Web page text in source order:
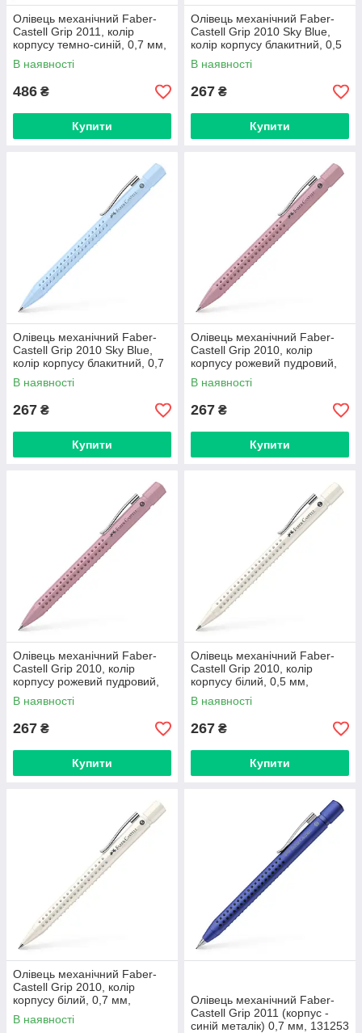
Олівець механічний Faber-
Castell Grip 2011, колір
корпусу темно-синій, 0,7 мм,
131263
В наявності
486 ₴
Купити
Олівець механічний Faber-
Castell Grip 2010 Sky Blue,
колір корпусу блакитний, 0,5
мм, 231029
В наявності
267 ₴
Купити
Олівець механічний Faber-
Castell Grip 2010 Sky Blue,
колір корпусу блакитний, 0,7
мм, 231028
В наявності
267 ₴
Купити
Олівець механічний Faber-
Castell Grip 2010, колір
корпусу рожевий пудровий,
0,5 мм, 231051
В наявності
267 ₴
Купити
Олівець механічний Faber-
Castell Grip 2010, колір
корпусу рожевий пудровий,
0,7 мм, 231022
В наявності
267 ₴
Купити
Олівець механічний Faber-
Castell Grip 2010, колір
корпусу білий, 0,5 мм,
231052
В наявності
267 ₴
Купити
Олівець механічний Faber-
Castell Grip 2010, колір
корпусу білий, 0,7 мм,
231023
В наявності
Олівець механічний Faber-
Castell Grip 2011 (корпус -
синій металік) 0,7 мм, 131253